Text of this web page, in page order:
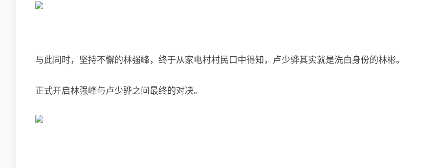
与此同时，坚持不懈的林强峰，终于从家电村村民口中得知，卢少骅其实就是洗白身份的林彬。
正式开启林强峰与卢少骅之间最终的对决。